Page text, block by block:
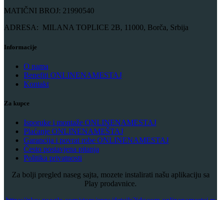
MATIČNI BROJ: 21990540
ADRESA: MILANA TOPLICE 2B, 11000, Borča, Srbija
Informacije
O nama
Benefiti ONLINENAMESTAJ
Kontakt
Za kupce
Isporuke i montaže ONLINENAMESTAJ
Plaćanje ONLINENAMEŠTAJ
Garancija i povrat robe ONLINENAMESTAJ
Često postavjena pitanja
Politika privatnosti
Za bolji pregled naseg sajta, mozete instalirati našu aplikaciju sa
Play prodavnice.